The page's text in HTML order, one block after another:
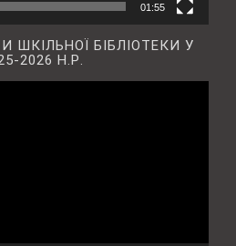
01:55
ШКІЛЬНОЇ БІБЛІОТЕКИ У
2026 Н.Р.